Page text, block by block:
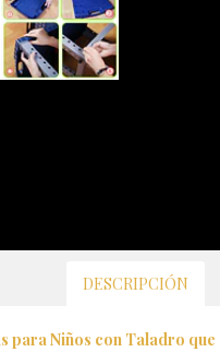
DESCRIPCIÓN
para Niños con Taladro que